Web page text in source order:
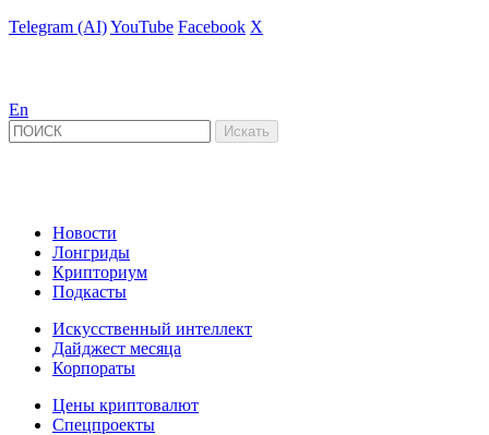
Telegram (AI)YouTube Facebook X
En
Новости
Лонгриды
Крипториум
Подкасты
Искусственный интеллект
Дайджест месяца
Корпораты
Цены криптовалют
Спецпроекты